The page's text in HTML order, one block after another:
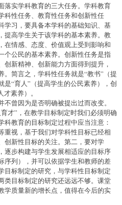
落实学科教育的三大任务。学科教育
科性任务、教育性任务和创新性任
学习，要具备本学科的基础知识、基
提高学生关于该学科的基本素养。教
在情感、态度、价值观上受到影响和
个公民的基本素养。创新性任务是指
新精神、创新能力方面得到提升，
简言之，学科性任务就是“教书”（提
“育人”（提高学生的公民素养），创
素养）。
曾因为是否明确被提出过而改变。
才”，在教学目标制定时我们必须明确
教育的目标制定过程中应当注意：
重视，基于我们对学科性目标已经相
创新性目标的关注。第二，要对学
逐步构建与学生发展相适应的目标序
序列），并可以依据学生和教师的差
目标制定的研究，与学科性目标制定
类目标制定的研究还远远不够。课堂
学质量新的增长点，值得在今后的实